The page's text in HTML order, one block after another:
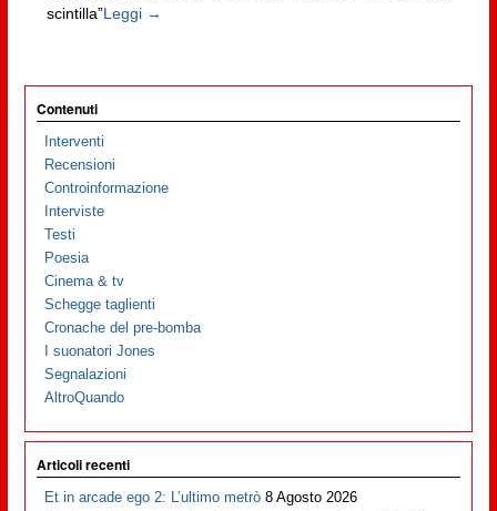
scintilla”Leggi →
Contenuti
Interventi
Recensioni
Controinformazione
Interviste
Testi
Poesia
Cinema & tv
Schegge taglienti
Cronache del pre-bomba
I suonatori Jones
Segnalazioni
AltroQuando
Articoli recenti
Et in arcade ego 2: L’ultimo metrò 8 Agosto 2026